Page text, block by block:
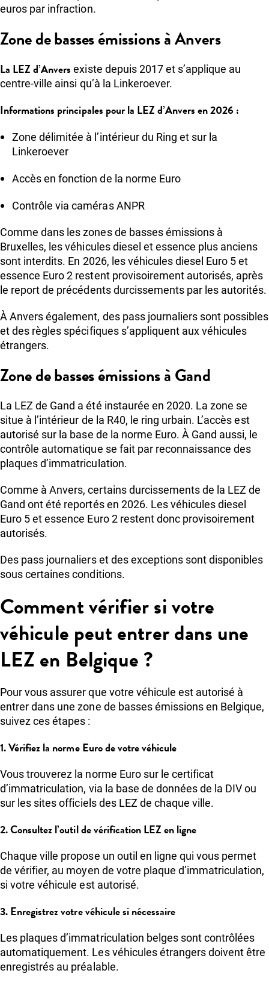
euros par infraction.
Zone de basses émissions à Anvers
La LEZ d’Anversexiste depuis 2017 et s’applique au
centre-ville ainsi qu’à la Linkeroever.
Informations principales pour la LEZ d’Anvers en 2026 :
Zone délimitée à l’intérieur du Ring et sur la
Linkeroever
Accès en fonction de la norme Euro
Contrôle via caméras ANPR
Comme dans les zones de basses émissions à
Bruxelles, les véhicules diesel et essence plus anciens
sont interdits. En 2026, les véhicules diesel Euro 5 et
essence Euro 2 restent provisoirement autorisés, après
le report de précédents durcissements par les autorités.
À Anvers également, des pass journaliers sont possibles
et des règles spécifiques s’appliquent aux véhicules
étrangers.
Zone de basses émissions à Gand
La LEZ de Gand a été instaurée en 2020. La zone se
situe à l’intérieur de la R40, le ring urbain. L’accès est
autorisé sur la base de la norme Euro. À Gand aussi, le
contrôle automatique se fait par reconnaissance des
plaques d’immatriculation.
Comme à Anvers, certains durcissements de la LEZ de
Gand ont été reportés en 2026. Les véhicules diesel
Euro 5 et essence Euro 2 restent donc provisoirement
autorisés.
Des pass journaliers et des exceptions sont disponibles
sous certaines conditions.
Comment vérifier si votre
véhicule peut entrer dans une
LEZ en Belgique ?
Pour vous assurer que votre véhicule est autorisé à
entrer dans une zone de basses émissions en Belgique,
suivez ces étapes :
1. Vérifiez la norme Euro de votre véhicule
Vous trouverez la norme Euro sur le certificat
d’immatriculation, via la base de données de la DIV ou
sur les sites officiels des LEZ de chaque ville.
2. Consultez l’outil de vérification LEZ en ligne
Chaque ville propose un outil en ligne qui vous permet
de vérifier, au moyen de votre plaque d’immatriculation,
si votre véhicule est autorisé.
3. Enregistrez votre véhicule si nécessaire
Les plaques d’immatriculation belges sont contrôlées
automatiquement. Les véhicules étrangers doivent être
enregistrés au préalable.